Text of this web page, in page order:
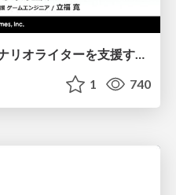
【CEDEC2026】ゲームシナリオライターを支援するAIツール開発の実践 ― 設計とプロンプトの工夫 ―
1 740